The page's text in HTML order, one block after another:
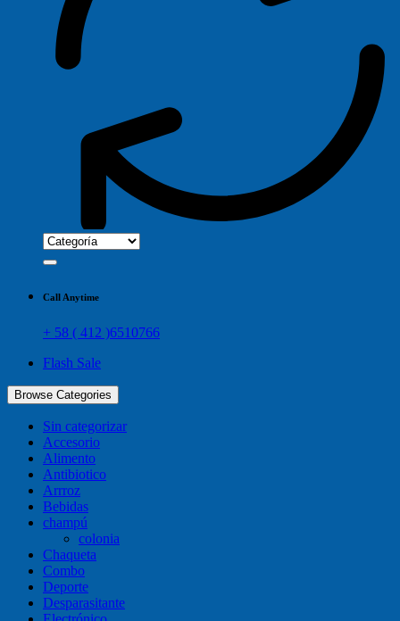
Call Anytime
+ 58 ( 412 )6510766
Flash Sale
Browse Categories
Sin categorizar
Accesorio
Alimento
Antibiotico
Arrroz
Bebidas
champú
colonia
Chaqueta
Combo
Deporte
Desparasitante